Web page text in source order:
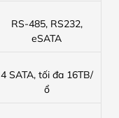
RS-485, RS232,
eSATA
4 SATA, tối đa 16TB/
ổ